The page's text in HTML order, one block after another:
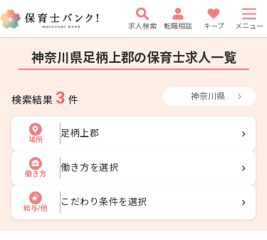
求人検索 転職相談 キープ メニュー
神奈川県足柄上郡の保育士求人一覧
検索結果 3 件 神奈川県
場所
足柄上郡
働き方
働き方を選択
給与/他
こだわり条件を選択